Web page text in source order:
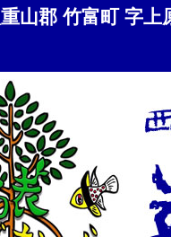
山郡 竹富町 字上